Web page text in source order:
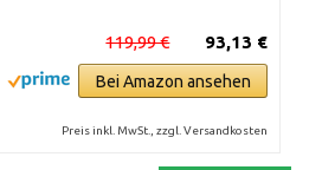
93,13 €
119,99 €
Bei Amazon ansehen
Preis inkl. MwSt., zzgl. Versandkosten